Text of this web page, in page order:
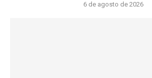
6 de agosto de 2026